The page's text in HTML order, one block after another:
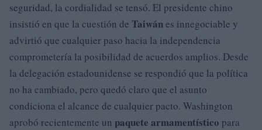
seguridad, la cordialidad se tensó. El presidente chino
insistió en que la cuestión de Taiwánes innegociable y
advirtió que cualquier paso hacia la independencia
comprometería la posibilidad de acuerdos amplios. Desde
la delegación estadounidense se respondió que la política
no ha cambiado, pero quedó claro que el asunto
condiciona el alcance de cualquier pacto. Washington
aprobó recientemente un paquete armamentístico para